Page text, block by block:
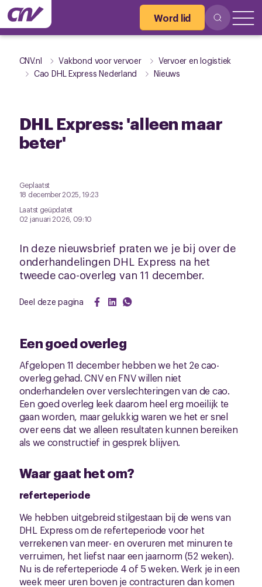
Word lid
CNV.nl Vakbond voor vervoer
Vervoer en logistiek
Cao DHL Express Nederland
Nieuws
DHL Express: 'alleen maar
beter'
Geplaatst
18 december 2025, 19:23
Laatst geüpdatet
02 januari 2026, 09:10
In deze nieuwsbrief praten we je bij over de
onderhandelingen DHL Express na het
tweede cao-overleg van 11 december.
Deel deze pagina
Een goed overleg
Afgelopen 11 december hebben we het 2e cao-
overleg gehad. CNV en FNV willen niet
onderhandelen over verslechteringen van de cao.
Een goed overleg leek daarom heel erg moeilijk te
gaan worden, maar gelukkig waren we het er snel
over eens dat we alleen resultaten kunnen bereiken
als we constructief in gesprek blijven.
Waar gaat het om?
referteperiode
We hebben uitgebreid stilgestaan bij de wens van
DHL Express om de referteperiode voor het
verrekenen van meer- en overuren met minuren te
verruimen, het liefst naar een jaarnorm (52 weken).
Nu is de referteperiode 4 of 5 weken. Werk je in een
week meer uren boven je contracturen dan komen